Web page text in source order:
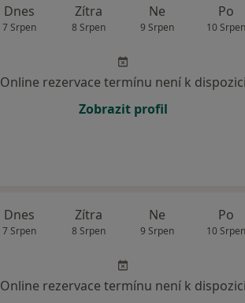
Dnes
7 Srpen
Zítra
8 Srpen
Ne
9 Srpen
Po
10 Srpen
Online rezervace termínu není k dispozici
Zobrazit profil
Dnes
7 Srpen
Zítra
8 Srpen
Ne
9 Srpen
Po
10 Srpen
Online rezervace termínu není k dispozici